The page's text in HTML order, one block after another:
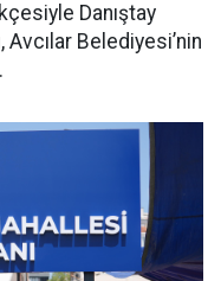
Danıştay
Avcılar Belediyesi’nin